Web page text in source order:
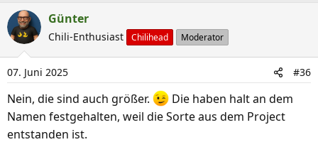
Günter
Chili-Enthusiast Chilihead Moderator
07. Juni 2025 #36
Nein, die sind auch größer.
Die haben halt an dem
Namen festgehalten, weil die Sorte aus dem Project
entstanden ist.